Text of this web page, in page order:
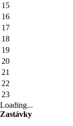
15
16
17
18
19
20
21
22
23
Loading...
Zastávky